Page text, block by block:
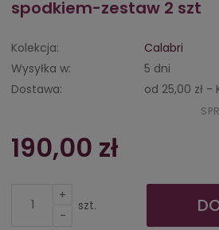
spodkiem-zestaw 2 szt
Kolekcja:
Calabri
Wysyłka w:
5 dni
Dostawa:
od 25,00 zł -
Cena nie zawiera ewentualnych
190,00 zł
+
-
szt.